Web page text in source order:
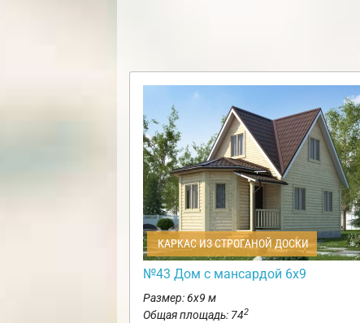
КАРКАС ИЗ СТРОГАНОЙ ДОСКИ
№43 Дом с мансардой 6х9
Размер: 6х9 м
Общая площадь: 742